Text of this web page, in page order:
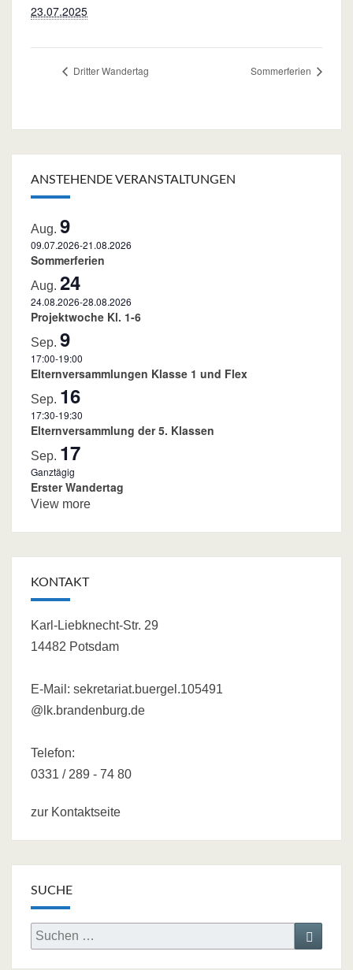
23.07.2025
Dritter Wandertag Sommerferien
ANSTEHENDE VERANSTALTUNGEN
Aug. 9
09.07.2026-21.08.2026
Sommerferien
Aug. 24
24.08.2026-28.08.2026
Projektwoche Kl. 1-6
Sep. 9
17:00-19:00
Elternversammlungen Klasse 1 und Flex
Sep. 16
17:30-19:30
Elternversammlung der 5. Klassen
Sep. 17
Ganztägig
Erster Wandertag
View more
KONTAKT
Karl-Liebknecht-Str. 29
14482 Potsdam
E-Mail: sekretariat.buergel.105491
@lk.brandenburg.de
Telefon:
0331 / 289 - 74 80
zur Kontaktseite
SUCHE
Search
for:
Search